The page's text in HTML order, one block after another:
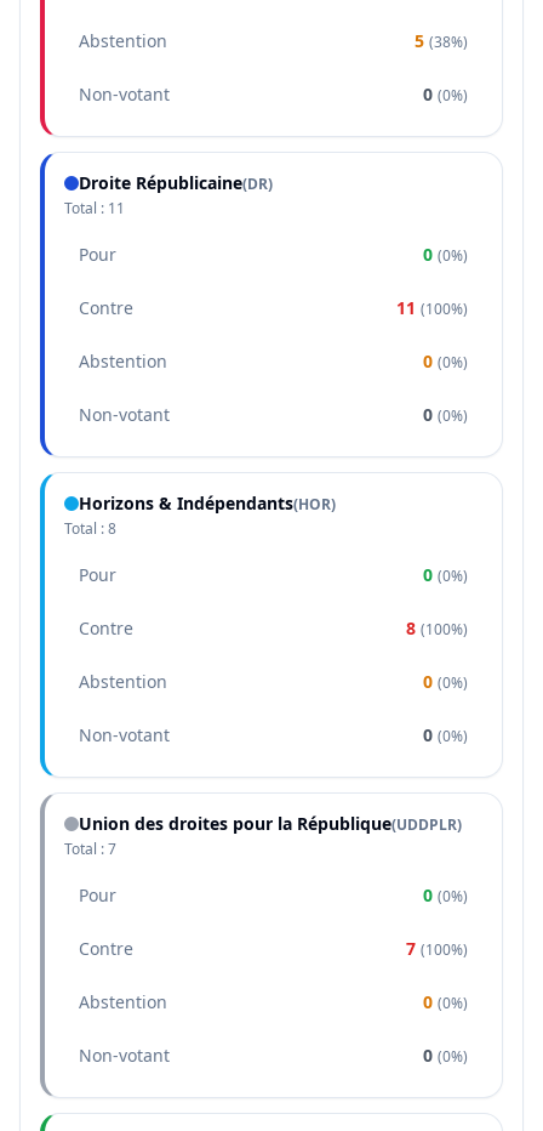
Abstention 5 (38%)
Non-votant 0 (0%)
Droite Républicaine(DR)
Total : 11
Pour 0 (0%)
Contre 11 (100%)
Abstention 0 (0%)
Non-votant 0 (0%)
Horizons & Indépendants(HOR)
Total :8
Pour 0 (0%)
Contre 8 (100%)
Abstention 0 (0%)
Non-votant 0 (0%)
Union des droites pour la République(UDDPLR)
Total :7
Pour 0 (0%)
Contre 7 (100%)
Abstention 0 (0%)
Non-votant 0 (0%)